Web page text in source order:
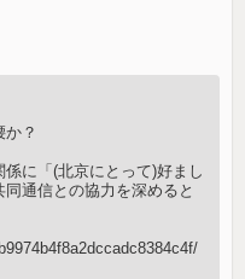
？
に「(北京にとって)好まし
通信との協力を深めると